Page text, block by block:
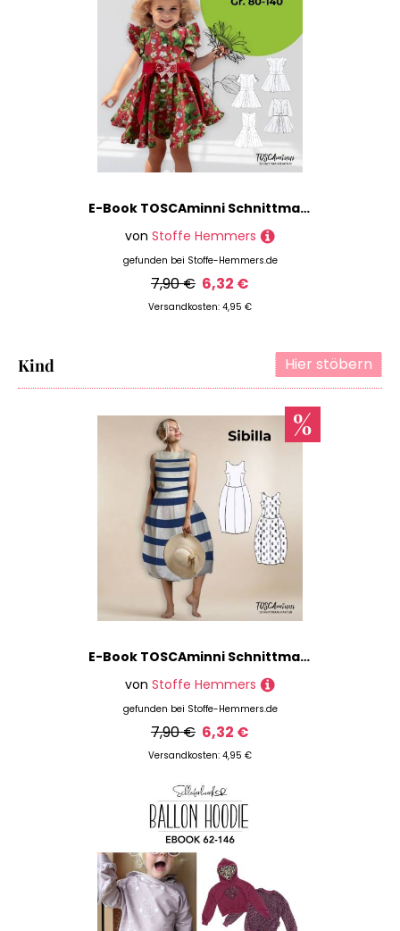
E-Book TOSCAminni Schnittmanufaktur Kinderkleid Moni Minni
von Stoffe Hemmers
gefunden bei Stoffe-Hemmers.de
7,90 € 6,32 €
Versandkosten: 4,95 €
Hier stöbern
Kind
E-Book TOSCAminni Schnittmanufaktur Damen Kleid Sibilla
von Stoffe Hemmers
gefunden bei Stoffe-Hemmers.de
7,90 € 6,32 €
Versandkosten: 4,95 €